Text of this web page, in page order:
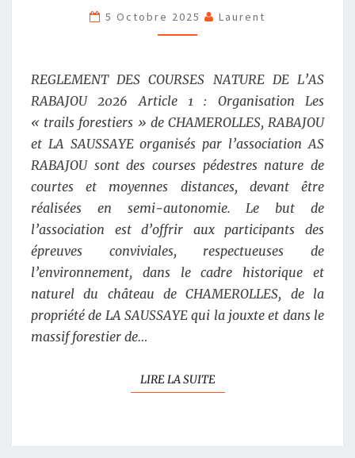
5 Octobre 2025 Laurent
REGLEMENT DES COURSES NATURE DE L’AS
RABAJOU 2026 Article 1 : Organisation Les
« trails forestiers » de CHAMEROLLES, RABAJOU
et LA SAUSSAYE organisés par l’association AS
RABAJOU sont des courses pédestres nature de
courtes et moyennes distances, devant être
réalisées en semi-autonomie. Le but de
l’association est d’offrir aux participants des
épreuves conviviales, respectueuses de
l’environnement, dans le cadre historique et
naturel du château de CHAMEROLLES, de la
propriété de LA SAUSSAYE qui la jouxte et dans le
massif forestier de…
LIRE LA SUITELIRE LA SUITE